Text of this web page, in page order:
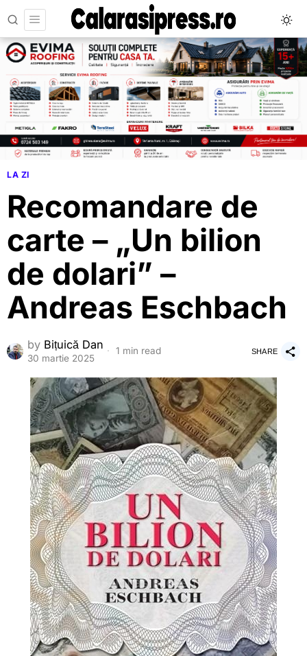
LA ZI
Recomandare de
carte – „Un bilion
de dolari” –
Andreas Eschbach
by Bițuică Dan
30 martie 2025
1 min read SHARE